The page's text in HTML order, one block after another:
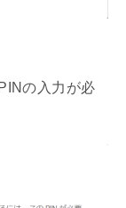
の入力が必